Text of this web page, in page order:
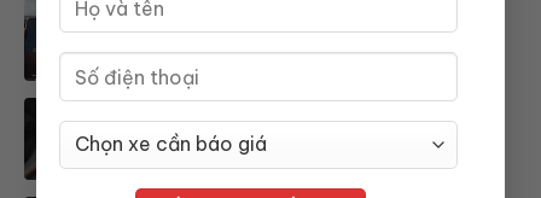
Apple carplay là gì? Cách kết nối
Apple carplay trên ô tô
dễ gây tai nạn